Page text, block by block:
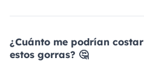
¿Cuánto me podrían costar
estos gorras? 🤔